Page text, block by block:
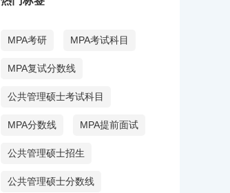
MPA考研 MPA考试科目
MPA复试分数线
公共管理硕士考试科目
MPA分数线 MPA提前面试
公共管理硕士招生
公共管理硕士分数线